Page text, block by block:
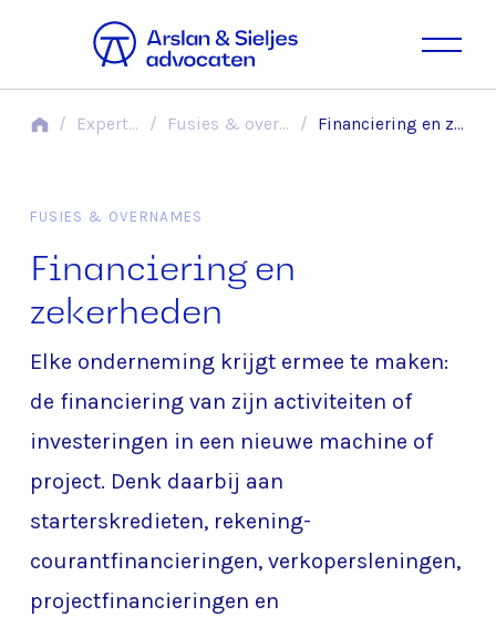
/ Expertises / Fusies & overnames / Financiering en zekerheden
FUSIES & OVERNAMES
Financiering en
zekerheden
Elke onderneming krijgt ermee te maken:
de financiering van zijn activiteiten of
investeringen in een nieuwe machine of
project. Denk daarbij aan
starterskredieten, rekening-
courantfinancieringen, verkopersleningen,
projectfinancieringen en